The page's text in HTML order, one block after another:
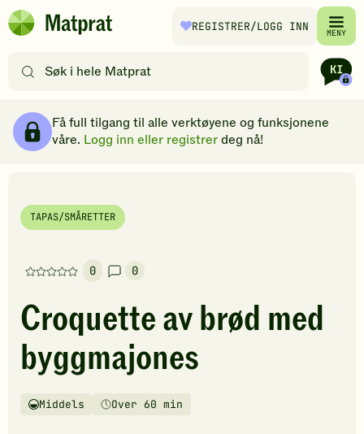
Hopp til hovedinnhold
Matprat
REGISTRER/LOGG INN MENY
etter
filtre
Få full tilgang til alle verktøyene og funksjonene
våre. Logg inn eller registrerdeg nå!
TAPAS/SMÅRETTER
0
Denne
har
foreløpig
ingen
vurderinger.
den
0
Croquette av brød med
byggmajones
Vanskelighetsgrad
Middels
TilberedningstidOver 60 min